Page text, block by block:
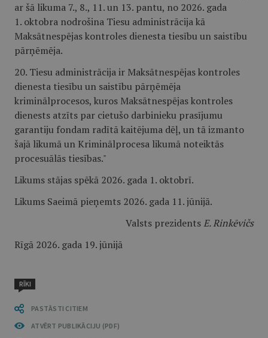
ar šā likuma 7., 8., 11. un 13. pantu, no 2026. gada
1. oktobra nodrošina Tiesu administrācija kā
Maksātnespējas kontroles dienesta tiesību un saistību
pārņēmēja.
20. Tiesu administrācija ir Maksātnespējas kontroles
dienesta tiesību un saistību pārņēmēja
kriminālprocesos, kuros Maksātnespējas kontroles
dienests atzīts par cietušo darbinieku prasījumu
garantiju fondam radītā kaitējuma dēļ, un tā izmanto
šajā likumā un Kriminālprocesa likumā noteiktās
procesuālās tiesības."
Likums stājas spēkā 2026. gada 1. oktobrī.
Likums Saeimā pieņemts 2026. gada 11. jūnijā.
Valsts prezidentsE. Rinkēvičs
Rīgā 2026. gada 19. jūnijā
RĪKI
PASTĀSTI CITIEM
ATVĒRT PUBLIKĀCIJU (PDF)